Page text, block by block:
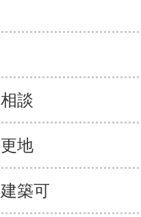
相談
更地
建築可